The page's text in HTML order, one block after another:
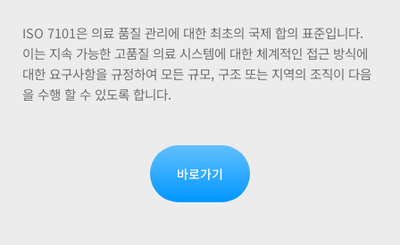
ISO 7101은 의료 품질 관리에 대한 최초의 국제 합의 표준입니다.
이는 지속 가능한 고품질 의료 시스템에 대한 체계적인 접근 방식에
대한 요구사항을 규정하여 모든 규모, 구조 또는 지역의 조직이 다음
을 수행 할 수 있도록 합니다.
바로가기